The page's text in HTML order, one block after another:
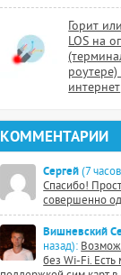
Горит
LOS на
интернет
КОММЕНТАРИИ
Сергей (7
Спасибо!
совершенно
Вишневский
назад):
без Wi-Fi. Есть